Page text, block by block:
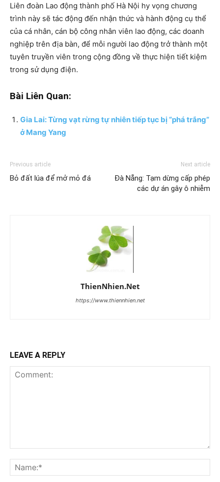
Liên đoàn Lao động thành phố Hà Nội hy vọng chương
trình này sẽ tác động đến nhận thức và hành động cụ thể
của cá nhân, cán bộ công nhân viên lao động, các doanh
nghiệp trên địa bàn, để mỗi người lao động trở thành một
tuyên truyền viên trong cộng đồng về thực hiện tiết kiệm
trong sử dụng điện.
Bài Liên Quan:
Gia Lai: Từng vạt rừng tự nhiên tiếp tục bị “phá trắng”
ở Mang Yang
Previous article
Bỏ đất lúa để mở mỏ đá
Next article
Đà Nẵng: Tạm dừng cấp phép
các dự án gây ô nhiễm
ThienNhien.Net
https://www.thiennhien.net
LEAVE A REPLY